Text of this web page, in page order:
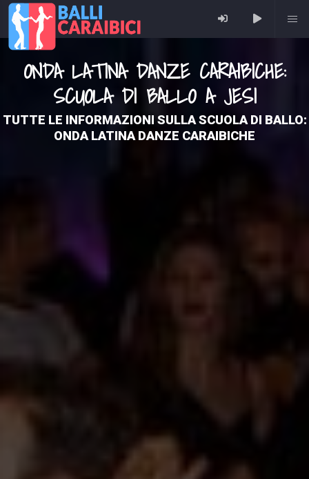
ONDA LATINA DANZE CARAIBICHE:
SCUOLA DI BALLO A JESI
TUTTE LE INFORMAZIONI SULLA SCUOLA DI BALLO:
ONDA LATINA DANZE CARAIBICHE